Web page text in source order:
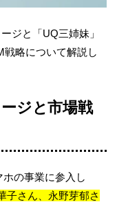
ジと「UQ三姉妹」
略について解説し
ジと市場戦
の事業に参入し
子さん、永野芽郁さ